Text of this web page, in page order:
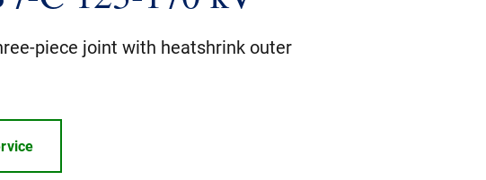
piece joint with heatshrink outer